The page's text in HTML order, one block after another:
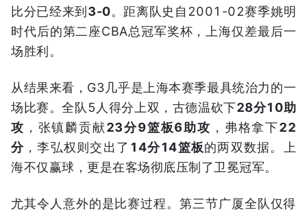
比分已经来到 3-0。距离队史自2001-02赛季姚明
时代后的第二座CBA总冠军奖杯，上海仅差最后一
场胜利。
从结果来看，G3几乎是上海本赛季最具统治力的一
场比赛。全队5人得分上双，古德温砍下28分10助
攻 ，张镇麟贡献23分9篮板6助攻 ，弗格拿下22
分 ，李弘权则交出了 14分14篮板的两双数据。上
海不仅赢球，更是在客场彻底压制了卫冕冠军。
尤其令人意外的是比赛过程。第三节广厦全队仅得